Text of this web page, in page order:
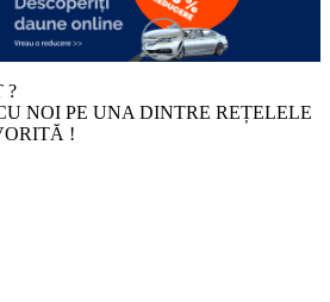
?
NOI PE UNA DINTRE REȚELELE
!